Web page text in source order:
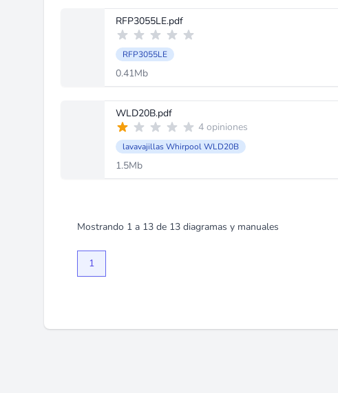
RFP3055LE.pdf
RFP3055LE
0.41Mb
WLD20B.pdf
4 opiniones
lavavajillas Whirpool WLD20B
1.5Mb
Mostrando 1 a 13 de 13 diagramas y manuales
1